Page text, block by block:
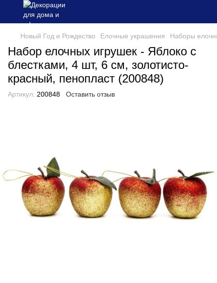
Новый Год и Рождество Елочные украшения Наборы
Набор елочных игрушек - Яблоко с
блестками, 4 шт, 6 см, золотисто-
красный, пенопласт (200848)
Артикул: 200848 Оставить отзыв